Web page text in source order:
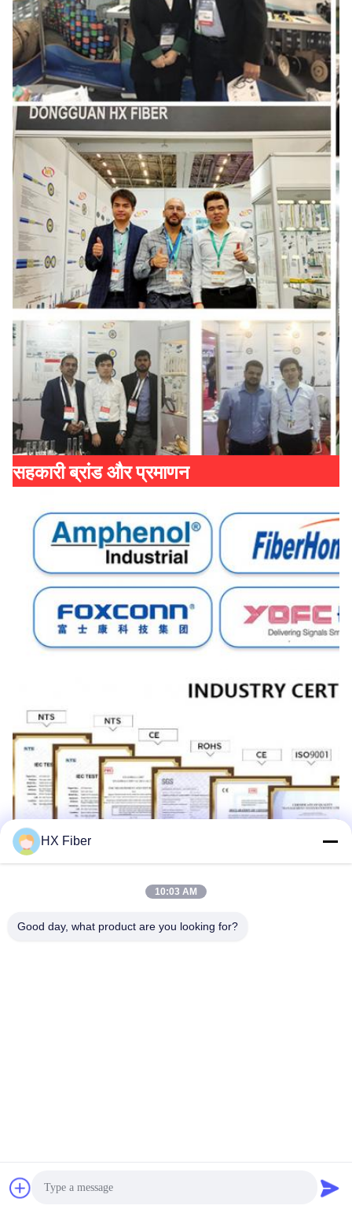
सहकारी ब्रांड और प्रमाणन
HX Fiber
10:03 AM
Good day, what product are you looking for?